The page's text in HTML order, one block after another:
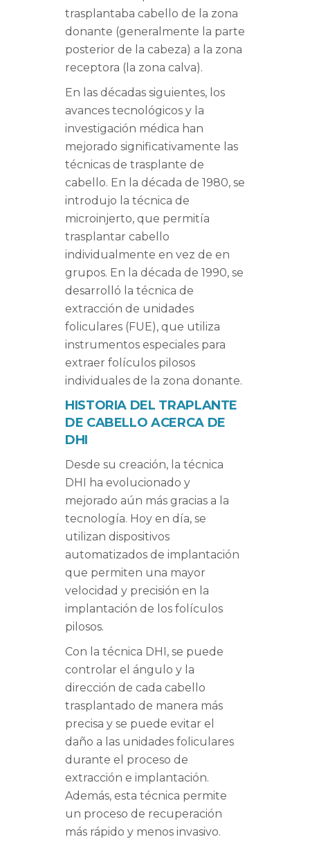
trasplantaba cabello de la zona
donante (generalmente la parte
posterior de la cabeza) a la zona
receptora (la zona calva).
En las décadas siguientes, los
avances tecnológicos y la
investigación médica han
mejorado significativamente las
técnicas de trasplante de
cabello. En la década de 1980, se
introdujo la técnica de
microinjerto, que permitía
trasplantar cabello
individualmente en vez de en
grupos. En la década de 1990, se
desarrolló la técnica de
extracción de unidades
foliculares (FUE), que utiliza
instrumentos especiales para
extraer folículos pilosos
individuales de la zona donante.
HISTORIA DEL TRAPLANTE
DE CABELLOACERCA DE
DHI
Desde su creación, la técnica
DHI ha evolucionado y
mejorado aún más gracias a la
tecnología. Hoy en día, se
utilizan dispositivos
automatizados de implantación
que permiten una mayor
velocidad y precisión en la
implantación de los folículos
pilosos.
Con la técnica DHI, se puede
controlar el ángulo y la
dirección de cada cabello
trasplantado de manera más
precisa y se puede evitar el
daño a las unidades foliculares
durante el proceso de
extracción e implantación.
Además, esta técnica permite
un proceso de recuperación
más rápido y menos invasivo.